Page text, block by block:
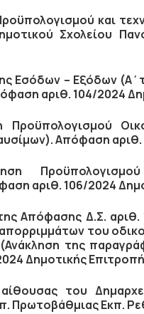
και
Σχολείου
Εσόδων – Εξόδων
αριθ. 104/2024
Προϋπολογισμού
Απόφαση αριθ.
αριθ. 106/2024
Απόφασης Δ.Σ.
του
της
Δημοτικής
του
Πρωτοβάθμιας Εκπ.